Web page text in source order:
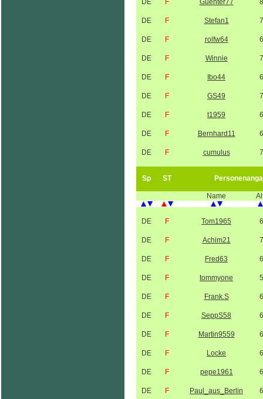
DE F Guenter77
DE F Stefan1
DE F rolfw64
DE F Winnie
DE F Ibo44
DE F GS49
DE F t1959
DE F Bernhard11
DE F cumulus
Sp ST
Name
DE F Tom1965
DE F Achim21
DE F Fred63
DE F tommyone
DE F Frank.S
DE F SeppS58
DE F Martin9559
DE F Locke
DE F pepe1961
DE F Paul_aus_Berlin